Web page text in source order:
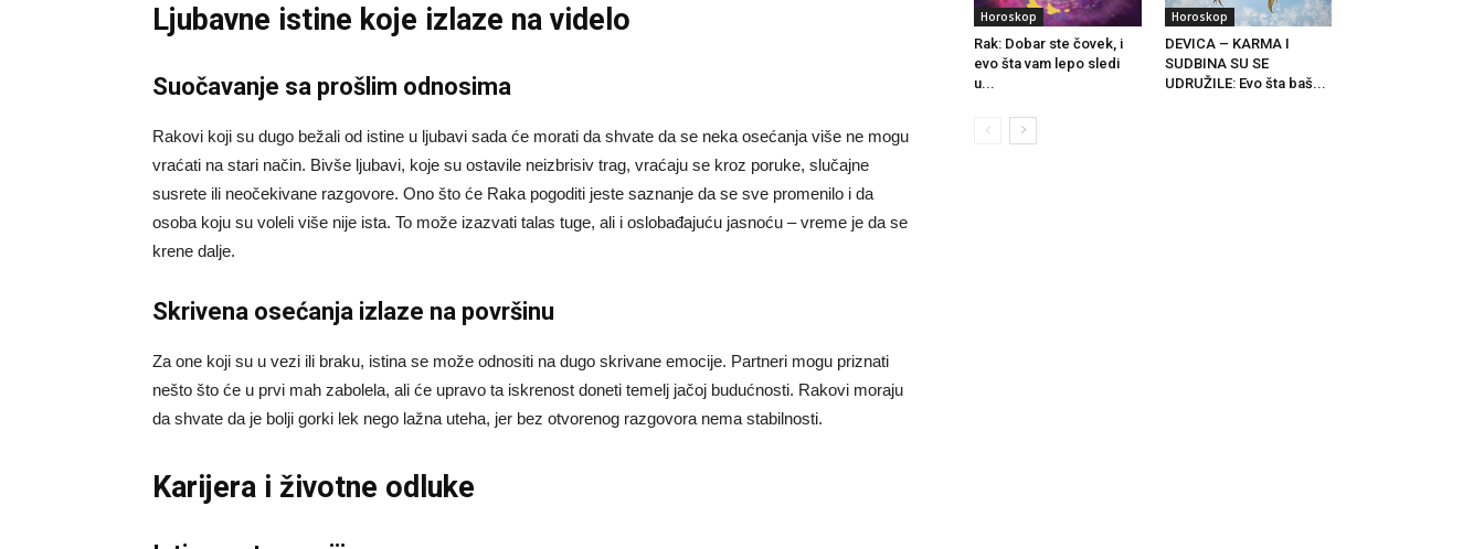
Ljubavne istine koje izlaze na videlo
Suočavanje sa prošlim odnosima
Rakovi koji su dugo bežali od istine u ljubavi sada će morati da shvate da se neka osećanja više ne mogu
vraćati na stari način. Bivše ljubavi, koje su ostavile neizbrisiv trag, vraćaju se kroz poruke, slučajne
susrete ili neočekivane razgovore. Ono što će Raka pogoditi jeste saznanje da se sve promenilo i da
osoba koju su voleli više nije ista. To može izazvati talas tuge, ali i oslobađajuću jasnoću – vreme je da se
krene dalje.
Skrivena osećanja izlaze na površinu
Za one koji su u vezi ili braku, istina se može odnositi na dugo skrivane emocije. Partneri mogu priznati
nešto što će u prvi mah zabolela, ali će upravo ta iskrenost doneti temelj jačoj budućnosti. Rakovi moraju
da shvate da je bolji gorki lek nego lažna uteha, jer bez otvorenog razgovora nema stabilnosti.
Karijera i životne odluke
Horoskop
Rak: Dobar ste čovek, i
evo šta vam lepo sledi
u...
Horoskop
DEVICA – KARMA I
SUDBINA SU SE
UDRUŽILE: Evo šta baš...